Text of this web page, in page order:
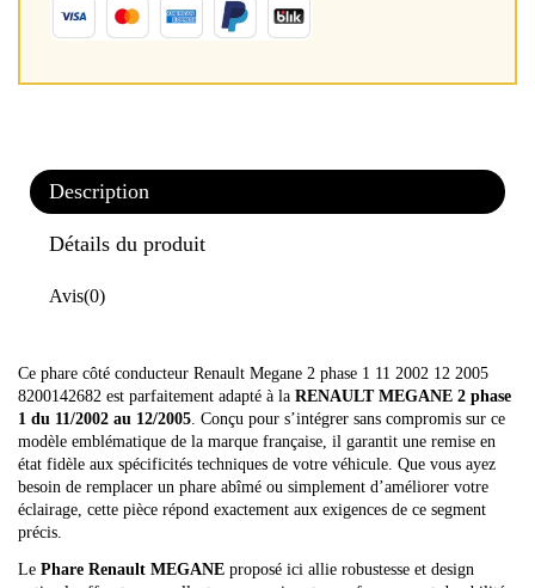
Description
Détails du produit
Avis(0)
Ce phare côté conducteur Renault Megane 2 phase 1 11 2002 12 2005
8200142682 est parfaitement adapté à la RENAULT MEGANE 2 phase
1 du 11/2002 au 12/2005. Conçu pour s’intégrer sans compromis sur ce
modèle emblématique de la marque française, il garantit une remise en
état fidèle aux spécificités techniques de votre véhicule. Que vous ayez
besoin de remplacer un phare abîmé ou simplement d’améliorer votre
éclairage, cette pièce répond exactement aux exigences de ce segment
précis.
Le Phare Renault MEGANE proposé ici allie robustesse et design